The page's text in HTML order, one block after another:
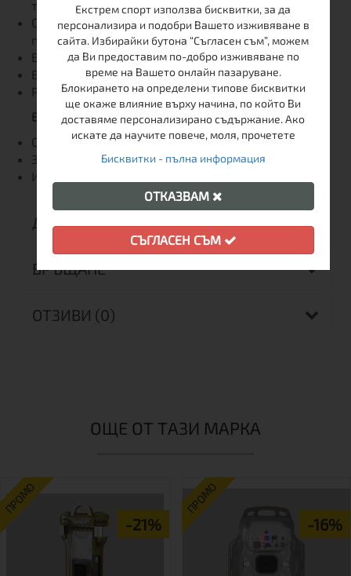
твърдо анодиране тип III 400HV
Стандарт за водоустойчивост и
прахоустойчивост: IP68
Безопасна дълбочина на потапяне: 10 м
Безопасна височина на падане: 10 м
Работни температури: -25..+40 °C
Електроника
Съвместимост с батерии: 1x18650 Li-Ion
Защита от случайно включване: да
Индикация за ниско ниво на батерията: да
ДОСТАВКА
ВРЪЩАНЕ
ОТЗИВИ (0)
ОЩЕ ОТ ТАЗИ МАРКА
ПРОМО
-21%
ПРОМО
-16%
Екстрем спорт използва бисквитки, за да
персонализира и подобри Вашето изживяване в
сайта. Избирайки бутона “Съгласен съм”, можем
да Ви предоставим по-добро изживяване по
време на Вашето онлайн пазаруване.
Блокирането на определени типове бисквитки
ще окаже влияние върху начина, по който Ви
доставяме персонализирано съдържание. Ако
искате да научите повече, моля, прочетете
Бисквитки - пълна информация
ОТКАЗВАМ
СЪГЛАСЕН СЪМ